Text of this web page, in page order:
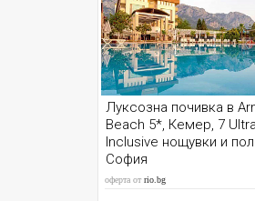
Луксозна почивка в
Beach 5*, Кемер, 7
Inclusive нощувки и
София
оферта отrio.bg